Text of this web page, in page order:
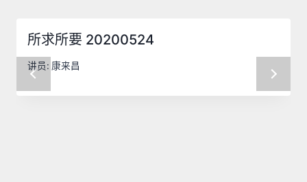
所求所要 20200524
讲员: 康来昌